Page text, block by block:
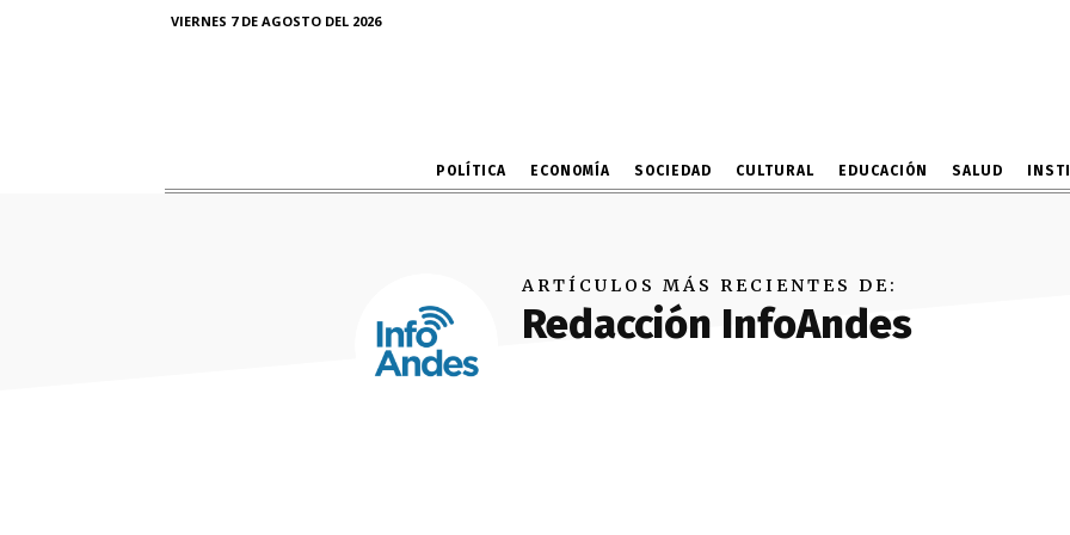
VIERNES 7 DE AGOSTO DEL 2026
POLÍTICA ECONOMÍA SOCIEDAD CULTURAL EDUCACIÓN SALUD
ARTÍCULOS MÁS RECIENTES DE:
Redacción InfoAndes